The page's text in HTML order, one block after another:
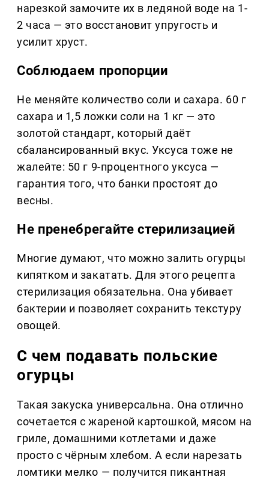
нарезкой замочите их в ледяной воде на 1-
2 часа — это восстановит упругость и
усилит хруст.
Соблюдаем пропорции
Не меняйте количество соли и сахара. 60 г
сахара и 1,5 ложки соли на 1 кг — это
золотой стандарт, который даёт
сбалансированный вкус. Уксуса тоже не
жалейте: 50 г 9-процентного уксуса —
гарантия того, что банки простоят до
весны.
Не пренебрегайте стерилизацией
Многие думают, что можно залить огурцы
кипятком и закатать. Для этого рецепта
стерилизация обязательна. Она убивает
бактерии и позволяет сохранить текстуру
овощей.
С чем подавать польские
огурцы
Такая закуска универсальна. Она отлично
сочетается с жареной картошкой, мясом на
гриле, домашними котлетами и даже
просто с чёрным хлебом. А если нарезать
ломтики мелко — получится пикантная